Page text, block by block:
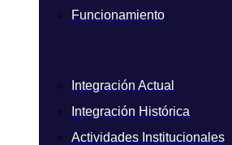
Funcionamiento
Integración Actual
Integración Histórica
Actividades Institucionales